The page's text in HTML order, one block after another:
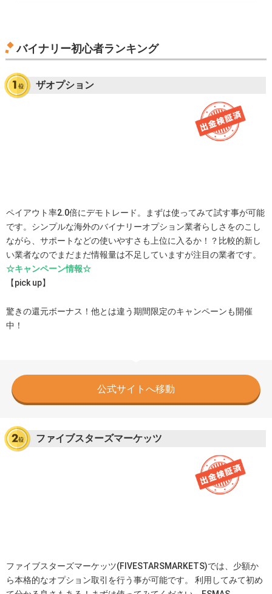
バイナリー初心者ランキング
ザオプション
ペイアウト率2.0倍にデモトレード。まずは使ってみて試す事が可能
です。シンプルな海外のバイナリーオプション業者らしさをのこし
ながら、サポートなどの使いやすさも上位に入るか！？比較的新し
い業者なのでまだまだ情報量は不足していますが注目の業者です。
☆キャンペーン情報☆
【pick up】
驚きの還元ボーナス！他とは違う期間限定のキャンペーンも開催
中！
公式サイトへ移動
ファイブスターズマーケッツ
ファイブスターズマーケッツ(FIVESTARSMARKETS)では、少額か
ら本格的なオプション取引を行う事が可能です。 利用してみて初め